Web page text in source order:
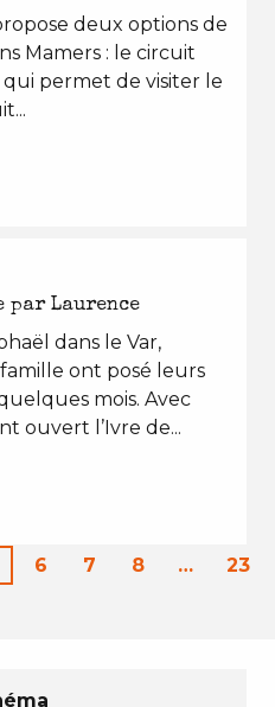
deux options de
Mamers : le circuit
permet de visiter le
par Laurence
dans le Var,
ont posé leurs
mois. Avec
ouvert l’Ivre de...
6 7 8 … 23